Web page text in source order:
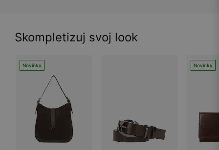
Skompletizuj svoj look
Novinky Novinky